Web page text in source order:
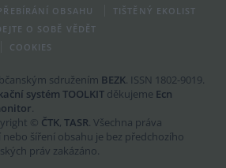
OBSAHU
TIŠTĚNÝ EKOLIST
O SOBĚ VĚDĚT
COOKIES
sdružením BEZK. ISSN 1802-9019.
systém TOOLKIT děkujeme Ecn
.
© ČTK, TASR. Všechna práva
šíření obsahu je bez předchozího
práv zakázáno.